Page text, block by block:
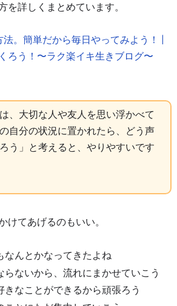
を詳しくまとめています。
。簡単だから毎日やってみよう！ |
ろう！〜ラク楽イキ生きブログ〜
、大切な人や友人を思い浮かべて
自分の状況に置かれたら、どう声
う」と考えると、やりやすいです
けてあげるのもいい。
なんとかなってきたよね
らないから、流れにまかせていこう
きなことができるから頑張ろう